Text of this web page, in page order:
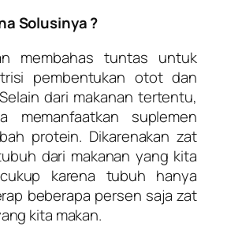
Solusinya ?
membahas tuntas untuk
pembentukan otot dan
dari makanan tertentu,
memanfaatkan suplemen
protein. Dikarenakan zat
dari makanan yang kita
karena tubuh hanya
beberapa persen saja zat
kita makan.